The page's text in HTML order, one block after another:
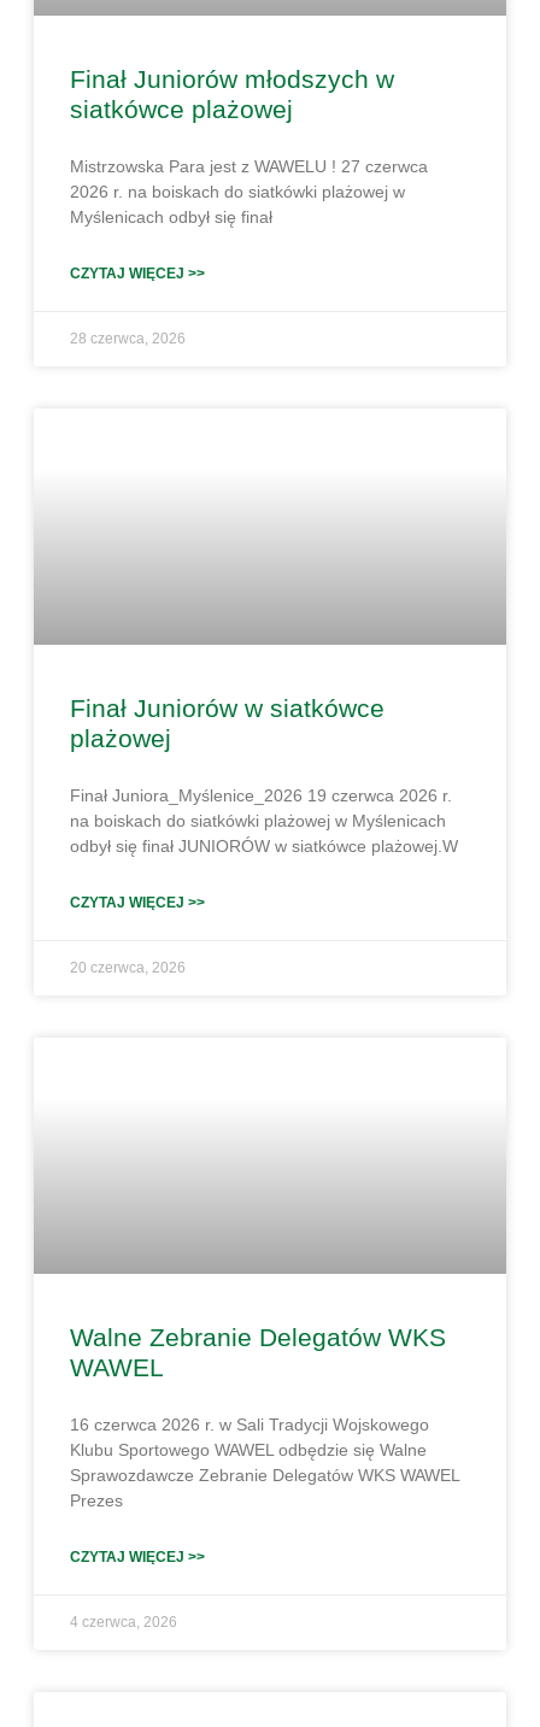
Finał Juniorów młodszych w
siatkówce plażowej
Mistrzowska Para jest z WAWELU ! 27 czerwca
2026 r. na boiskach do siatkówki plażowej w
Myślenicach odbył się finał
CZYTAJ WIĘCEJ >>
28 czerwca, 2026
Finał Juniorów w siatkówce
plażowej
Finał Juniora_Myślenice_2026 19 czerwca 2026 r.
na boiskach do siatkówki plażowej w Myślenicach
odbył się finał JUNIORÓW w siatkówce plażowej.W
CZYTAJ WIĘCEJ >>
20 czerwca, 2026
Walne Zebranie Delegatów WKS
WAWEL
16 czerwca 2026 r. w Sali Tradycji Wojskowego
Klubu Sportowego WAWEL odbędzie się Walne
Sprawozdawcze Zebranie Delegatów WKS WAWEL
Prezes
CZYTAJ WIĘCEJ >>
4 czerwca, 2026